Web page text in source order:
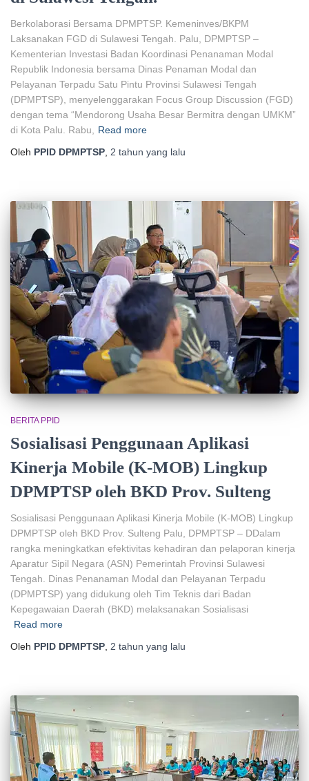
Berkolaborasi Bersama DPMPTSP. Kemeninves/BKPM
Laksanakan FGD di Sulawesi Tengah. Palu, DPMPTSP –
Kementerian Investasi Badan Koordinasi Penanaman Modal
Republik Indonesia bersama Dinas Penaman Modal dan
Pelayanan Terpadu Satu Pintu Provinsi Sulawesi Tengah
(DPMPTSP), menyelenggarakan Focus Group Discussion (FGD)
dengan tema “Mendorong Usaha Besar Bermitra dengan UMKM”
di Kota Palu. Rabu,
Read more
Oleh PPID DPMPTSP 2 tahun yang lalu
BERITA PPID
Sosialisasi Penggunaan Aplikasi
Kinerja Mobile (K-MOB) Lingkup
DPMPTSP oleh BKD Prov. Sulteng
Sosialisasi Penggunaan Aplikasi Kinerja Mobile (K-MOB) Lingkup
DPMPTSP oleh BKD Prov. Sulteng Palu, DPMPTSP – DDalam
rangka meningkatkan efektivitas kehadiran dan pelaporan kinerja
Aparatur Sipil Negara (ASN) Pemerintah Provinsi Sulawesi
Tengah. Dinas Penanaman Modal dan Pelayanan Terpadu
(DPMPTSP) yang didukung oleh Tim Teknis dari Badan
Kepegawaian Daerah (BKD) melaksanakan Sosialisasi
Read more
Oleh PPID DPMPTSP 2 tahun yang lalu